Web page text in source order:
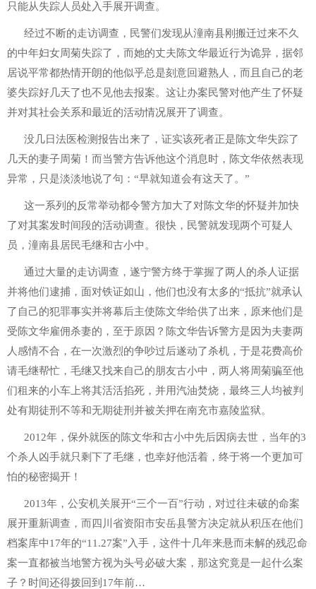
只能从失踪人员处入手展开调查。
经过不断的走访调查，民警们发现从潼南县刚搬迁过来不久
的中年妇女周菊失踪了，而她的丈夫陈文华最近行为诡异，据邻
居说平常都热情开朗的他似乎总是刻意回避熟人，而且自己的老
婆失踪好几天了也不见他去报案。这让办案民警对他产生了怀疑
并对其社会关系和最近的活动情况展开了调查。
没几日法医检测报告出来了，证实该死者正是陈文华失踪了
几天的妻子周菊！而当警方告诉他这个消息时，陈文华依然表现
异常，只是淡淡地说了句：“早就知道会有这天了。”
这一系列的反常举动都令警方加大了对陈文华的怀疑并加快
了对其案发时间段的活动调查。很快，民警就发现两个可疑人
员，潼南县居民毛继和古小中。
通过大量的走访调查，遂宁警方终于掌握了两人的杀人证据
并将他们逮捕，面对铁证如山，他们也没有太多的“抵抗”就承认
了自己的犯罪事实并将幕后主使陈文华给供了出来，原来他们是
受陈文华雇佣杀妻的，至于原因？陈文华告诉警方是因为夫妻两
人感情不合，在一次激烈的争吵过后遂动了杀机，于是花费高价
请毛继帮忙，毛继又找来自己的朋友古小中，两人将周菊骗至他
们租来的小车上将其活活掐死，并用汽油焚烧，最终三人均被判
处有期徒刑不等和无期徒刑并被关押在南充市嘉陵监狱。
2012年，保外就医的陈文华和古小中先后因病去世，当年的3
个杀人凶手就只剩下了毛继，也幸好他活着，终于将一个更加可
怕的秘密揭开！
2013年，公安机关展开“三个一百”行动，对过往未破的命案
展开重新调查，而四川省资阳市安岳县警方决定就从积压在他们
档案库中17年的“11.27案”入手，这件十几年来悬而未解的残忍命
案一直都被当地警方视为头号必破大案，那这究竟是一起什么案
子？时间还得拨回到17年前…